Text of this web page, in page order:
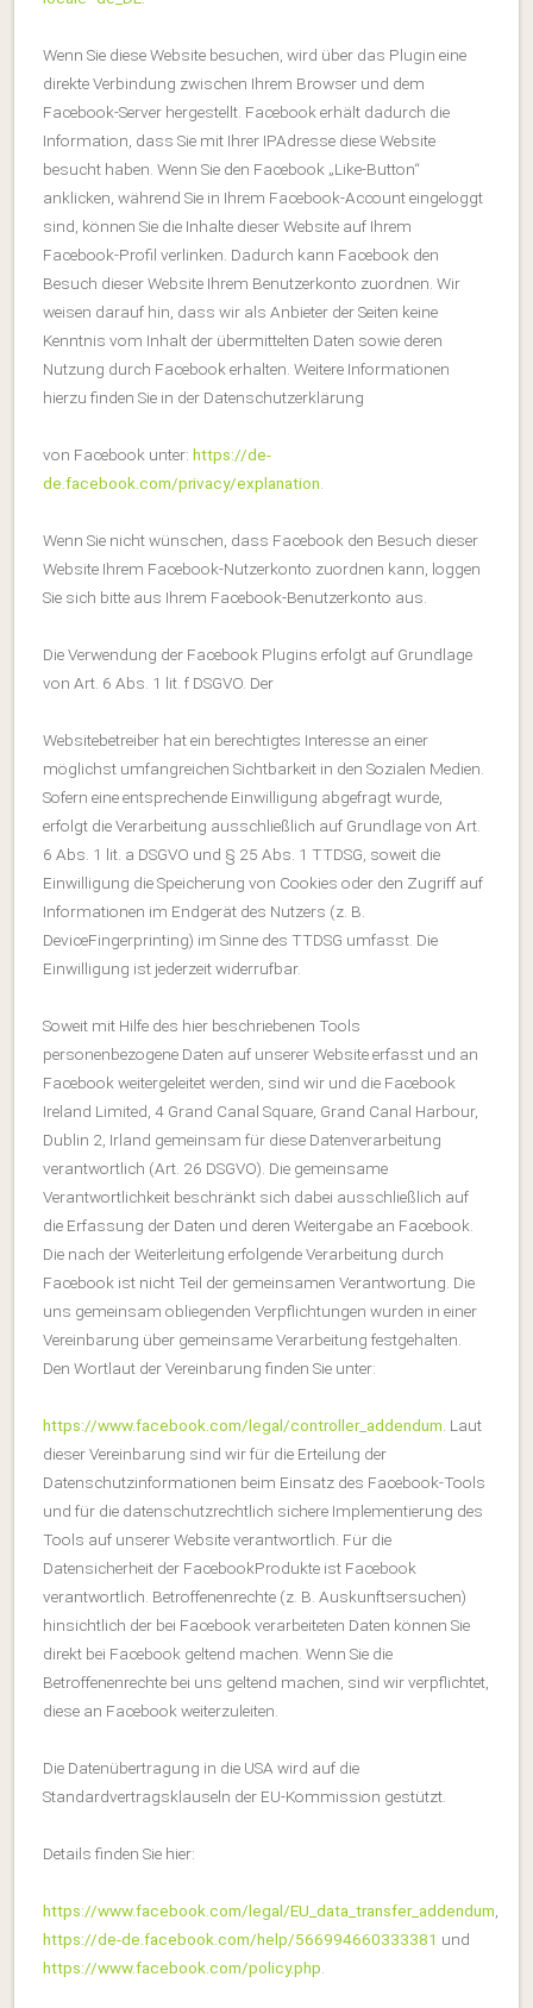
Wenn Sie diese Website besuchen, wird über das Plugin eine
direkte Verbindung zwischen Ihrem Browser und dem
Facebook-Server hergestellt. Facebook erhält dadurch die
Information, dass Sie mit Ihrer IPAdresse diese Website
besucht haben. Wenn Sie den Facebook „Like-Button“
anklicken, während Sie in Ihrem Facebook-Account eingeloggt
sind, können Sie die Inhalte dieser Website auf Ihrem
Facebook-Profil verlinken. Dadurch kann Facebook den
Besuch dieser Website Ihrem Benutzerkonto zuordnen. Wir
weisen darauf hin, dass wir als Anbieter der Seiten keine
Kenntnis vom Inhalt der übermittelten Daten sowie deren
Nutzung durch Facebook erhalten. Weitere Informationen
hierzu finden Sie in der Datenschutzerklärung
von Facebook unter: https://de-
de.facebook.com/privacy/explanation
Wenn Sie nicht wünschen, dass Facebook den Besuch dieser
Website Ihrem Facebook-Nutzerkonto zuordnen kann, loggen
Sie sich bitte aus Ihrem Facebook-Benutzerkonto aus.
Die Verwendung der Facebook Plugins erfolgt auf Grundlage
von Art. 6 Abs. 1 lit. f DSGVO. Der
Websitebetreiber hat ein berechtigtes Interesse an einer
möglichst umfangreichen Sichtbarkeit in den Sozialen Medien.
Sofern eine entsprechende Einwilligung abgefragt wurde,
erfolgt die Verarbeitung ausschließlich auf Grundlage von Art.
6 Abs. 1 lit. a DSGVO und § 25 Abs. 1 TTDSG, soweit die
Einwilligung die Speicherung von Cookies oder den Zugriff auf
Informationen im Endgerät des Nutzers (z. B.
DeviceFingerprinting) im Sinne des TTDSG umfasst. Die
Einwilligung ist jederzeit widerrufbar.
Soweit mit Hilfe des hier beschriebenen Tools
personenbezogene Daten auf unserer Website erfasst und an
Facebook weitergeleitet werden, sind wir und die Facebook
Ireland Limited, 4 Grand Canal Square, Grand Canal Harbour,
Dublin 2, Irland gemeinsam für diese Datenverarbeitung
verantwortlich (Art. 26 DSGVO). Die gemeinsame
Verantwortlichkeit beschränkt sich dabei ausschließlich auf
die Erfassung der Daten und deren Weitergabe an Facebook.
Die nach der Weiterleitung erfolgende Verarbeitung durch
Facebook ist nicht Teil der gemeinsamen Verantwortung. Die
uns gemeinsam obliegenden Verpflichtungen wurden in einer
Vereinbarung über gemeinsame Verarbeitung festgehalten.
Den Wortlaut der Vereinbarung finden Sie unter:
https://www.facebook.com/legal/controller_addendum . Laut
dieser Vereinbarung sind wir für die Erteilung der
Datenschutzinformationen beim Einsatz des Facebook-Tools
und für die datenschutzrechtlich sichere Implementierung des
Tools auf unserer Website verantwortlich. Für die
Datensicherheit der FacebookProdukte ist Facebook
verantwortlich. Betroffenenrechte (z. B. Auskunftsersuchen)
hinsichtlich der bei Facebook verarbeiteten Daten können Sie
direkt bei Facebook geltend machen. Wenn Sie die
Betroffenenrechte bei uns geltend machen, sind wir verpflichtet,
diese an Facebook weiterzuleiten.
Die Datenübertragung in die USA wird auf die
Standardvertragsklauseln der EU-Kommission gestützt.
Details finden Sie hier:
https://www.facebook.com/legal/EU_data_transfer_addendum
https://de-de.facebook.com/help/566994660333381 und
https://www.facebook.com/policy.php